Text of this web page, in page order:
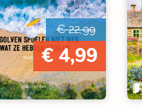
€ 22,99
€ 4,99